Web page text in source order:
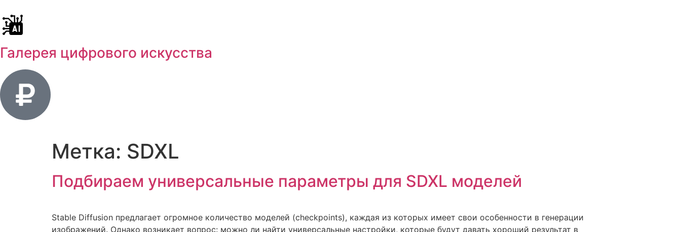
Галерея цифрового искусства
Метка: SDXL
Подбираем универсальные параметры для SDXL моделей
Stable Diffusion предлагает огромное количество моделей (checkpoints), каждая из которых имеет свои особенности в генерации
изображений. Однако возникает вопрос: можно ли найти универсальные настройки, которые будут давать хороший результат в